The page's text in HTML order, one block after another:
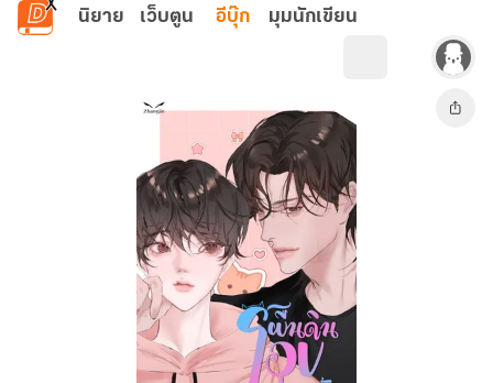
ข้ามไปยังเนื้อหาหลัก
นิยาย เว็บตูน อีบุ๊ก มุมนักเขียน